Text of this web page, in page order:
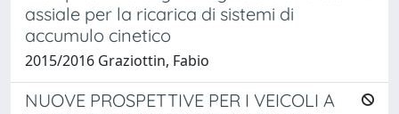
assiale per la ricarica di sistemi di
accumulo cinetico
2015/2016 Graziottin, Fabio
NUOVE PROSPETTIVE PER I VEICOLI A